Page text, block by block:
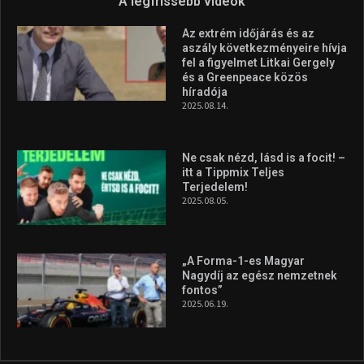
Az extrém időjárás és az
aszály következményeire hívja
fel a figyelmet Litkai Gergely
és a Greenpeace közös
híradója
2025.08.14.
Ne csak nézd, lásd is a focit! –
itt a Tippmix Teljes
Terjedelem!
2025.08.05.
„A Forma-1-es Magyar
Nagydíj az egész nemzetnek
fontos”
2025.06.19.